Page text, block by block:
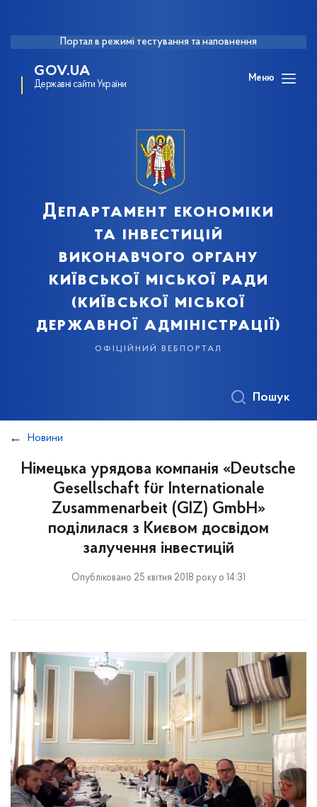
Портал в режимі тестування та наповнення
GOV.UA
Державні сайти України
Меню
Департамент економіки
та інвестицій
виконавчого органу
київської міської ради
(київської міської
державної адміністрації)
офіційний вебпортал
Пошук
Новини
Німецька урядова компанія «Deutsche
Gesellschaft für Internationale
Zusammenarbeit (GIZ) GmbH»
поділилася з Києвом досвідом
залучення інвестицій
Опубліковано 25 квітня 2018 року о 14:31